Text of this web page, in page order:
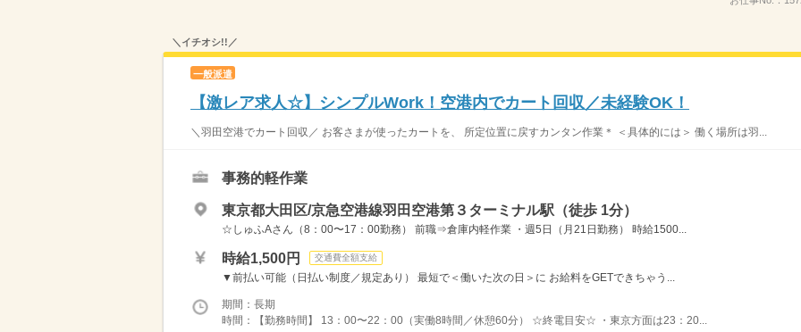
＼イチオシ!!／
一般派遣
【激レア求人☆】シンプルWork！空港内でカート回収／未経験OK！
＼羽田空港でカート回収／ お客さまが使ったカートを、 所定位置に戻すカンタン作業＊ ＜具体的には＞ 働く場所は羽...
事務的軽作業
東京都大田区/京急空港線羽田空港第３ターミナル駅（徒歩 1分）
☆しゅふAさん（8：00〜17：00勤務） 前職⇒倉庫内軽作業 ・週5日（月21日勤務） 時給1500...
時給1,500円 交通費全額支給
▼前払い可能（日払い制度／規定あり） 最短で＜働いた次の日＞に お給料をGETできちゃう...
期間：長期
時間：【勤務時間】 13：00〜22：00（実働8時間／休憩60分） ☆終電目安☆ ・東京方面は23：20...